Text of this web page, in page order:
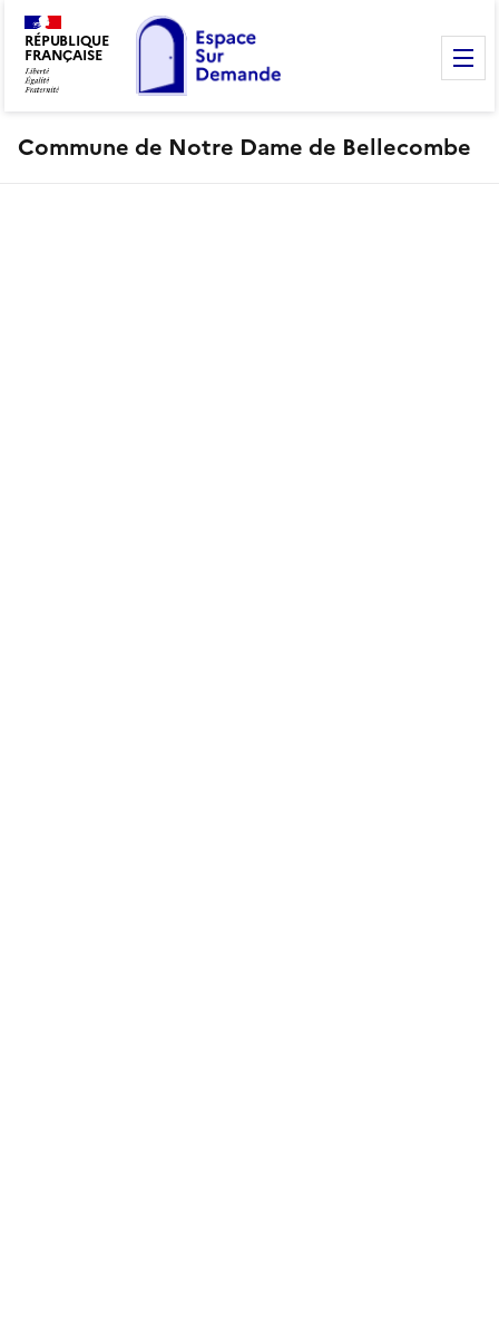
RÉPUBLIQUE
FRANÇAISE
Commune de Notre Dame de Bellecombe